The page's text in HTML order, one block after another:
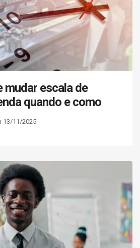
mudar escala de
quando e como
13/11/2025